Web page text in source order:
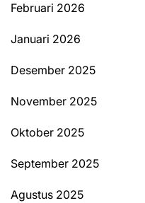
Februari 2026
Januari 2026
Desember 2025
November 2025
Oktober 2025
September 2025
Agustus 2025